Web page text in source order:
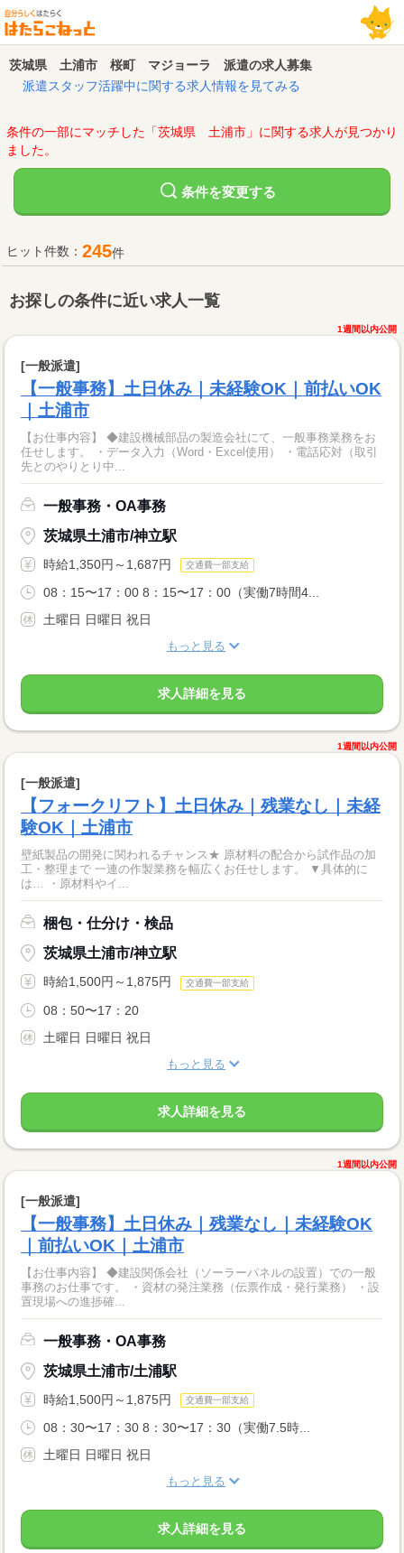
茨城県 土浦市 桜町 マジョーラ 派遣の求人募集
派遣スタッフ活躍中に関する求人情報を見てみる
条件の一部にマッチした「茨城県 土浦市」に関する求人が見つかり
ました。
条件を変更する
ヒット件数： 245件
お探しの条件に近い求人一覧
1週間以内公開
[一般派遣]
【一般事務】土日休み｜未経験OK｜前払いOK
｜土浦市
【お仕事内容】 ◆建設機械部品の製造会社にて、一般事務業務をお
任せします。 ・データ入力（Word・Excel使用） ・電話応対（取引
先とのやりとり中...
一般事務・OA事務
茨城県土浦市/神立駅
時給1,350円～1,687円 交通費一部支給
08：15〜17：00 8：15〜17：00（実働7時間4...
土曜日 日曜日 祝日
もっと見る
求人詳細を見る
1週間以内公開
[一般派遣]
【フォークリフト】土日休み｜残業なし｜未経
験OK｜土浦市
壁紙製品の開発に関われるチャンス★ 原材料の配合から試作品の加
工・整理まで 一連の作製業務を幅広くお任せします。 ▼具体的に
は… ・原材料やイ...
梱包・仕分け・検品
茨城県土浦市/神立駅
時給1,500円～1,875円 交通費一部支給
08：50〜17：20
土曜日 日曜日 祝日
もっと見る
求人詳細を見る
1週間以内公開
[一般派遣]
【一般事務】土日休み｜残業なし｜未経験OK
｜前払いOK｜土浦市
【お仕事内容】 ◆建設関係会社（ソーラーパネルの設置）での一般
事務のお仕事です。 ・資材の発注業務（伝票作成・発行業務） ・設
置現場への進捗確...
一般事務・OA事務
茨城県土浦市/土浦駅
時給1,500円～1,875円 交通費一部支給
08：30〜17：30 8：30〜17：30（実働7.5時...
土曜日 日曜日 祝日
もっと見る
求人詳細を見る